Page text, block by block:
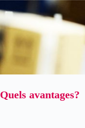
Quels avantages?